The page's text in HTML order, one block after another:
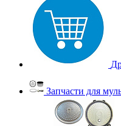
Запчасти для